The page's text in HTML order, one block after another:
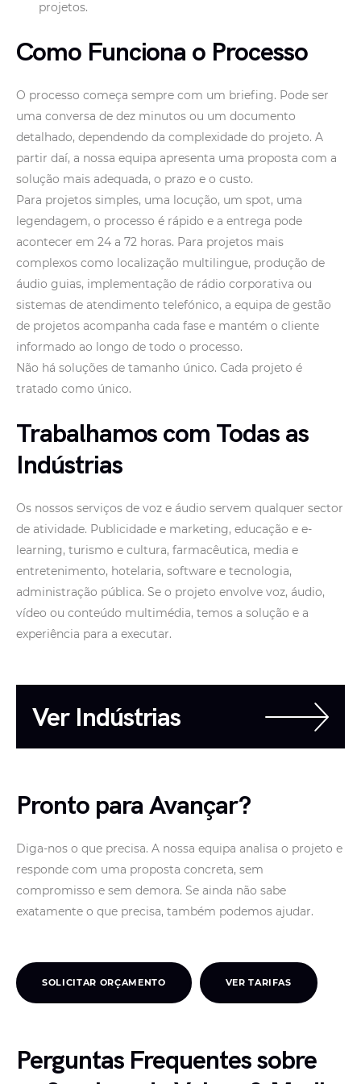
projetos.
Como Funciona o Processo
O processo começa sempre com um briefing. Pode ser
uma conversa de dez minutos ou um documento
detalhado, dependendo da complexidade do projeto. A
partir daí, a nossa equipa apresenta uma proposta com a
solução mais adequada, o prazo e o custo.
Para projetos simples, uma locução, um spot, uma
legendagem, o processo é rápido e a entrega pode
acontecer em 24 a 72 horas. Para projetos mais
complexos como localização multilingue, produção de
áudio guias, implementação de rádio corporativa ou
sistemas de atendimento telefónico, a equipa de gestão
de projetos acompanha cada fase e mantém o cliente
informado ao longo de todo o processo.
Não há soluções de tamanho único. Cada projeto é
tratado como único.
Trabalhamos com Todas as
Indústrias
Os nossos serviços de voz e áudio servem qualquer sector
de atividade. Publicidade e marketing, educação e e-
learning, turismo e cultura, farmacêutica, media e
entretenimento, hotelaria, software e tecnologia,
administração pública. Se o projeto envolve voz, áudio,
vídeo ou conteúdo multimédia, temos a solução e a
experiência para a executar.
Ver Indústrias
Pronto para Avançar?
Diga-nos o que precisa. A nossa equipa analisa o projeto e
responde com uma proposta concreta, sem
compromisso e sem demora. Se ainda não sabe
exatamente o que precisa, também podemos ajudar.
SOLICITAR ORÇAMENTO VER TARIFAS
Perguntas Frequentes sobre